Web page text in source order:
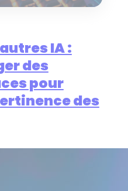
IA :
des
pour
des